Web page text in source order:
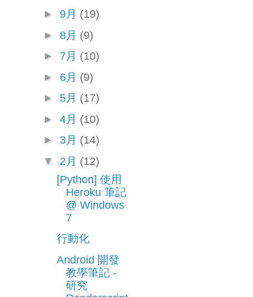
► 9月 (19)
► 8月 (9)
► 7月 (10)
► 6月 (9)
► 5月 (17)
► 4月 (10)
► 3月 (14)
▼ 2月 (12)
[Python] 使用
Heroku 筆記
@ Windows
7
行動化
Android 開發
教學筆記 -
研究